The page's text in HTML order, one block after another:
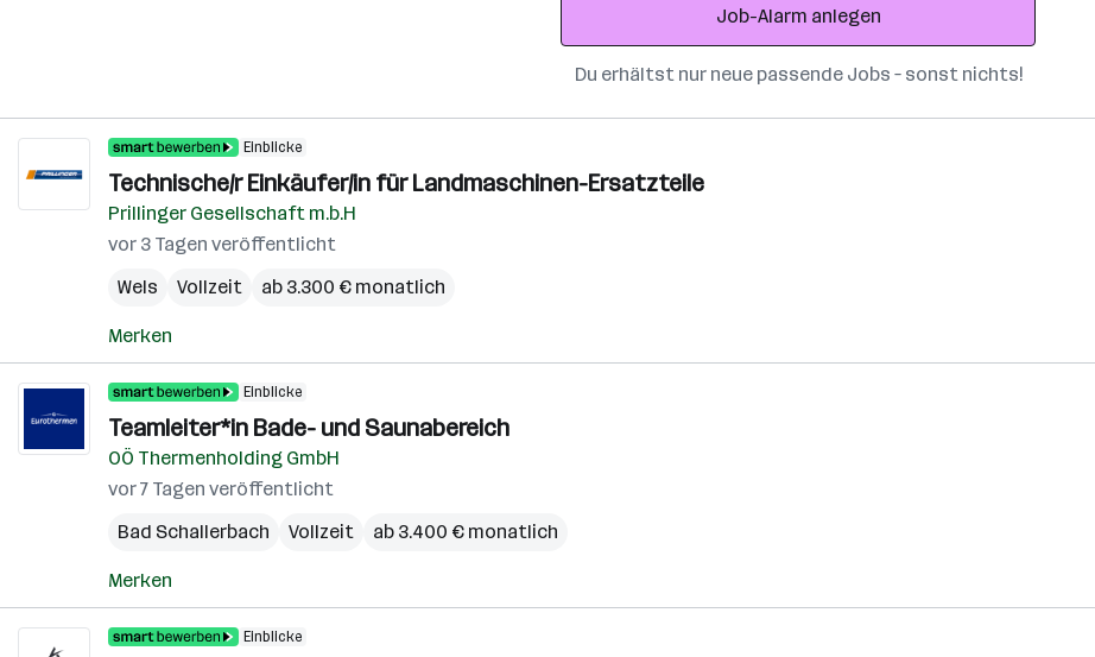
Job-Alarm anlegen
Du erhältst nur neue passende Jobs – sonst nichts!
Einblicke
Technische/r Einkäufer/in für Landmaschinen-Ersatzteile
Prillinger Gesellschaft m.b.H
vor 3 Tagen veröffentlicht
Wels
Vollzeit ab 3.300 € monatlich
Merken
Einblicke
Teamleiter*in Bade- und Saunabereich
OÖ Thermenholding GmbH
vor 7 Tagen veröffentlicht
Bad Schallerbach
Vollzeit ab 3.400 € monatlich
Merken
Einblicke